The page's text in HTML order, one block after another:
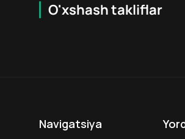
O'xshash takliflar
Navigatsiya